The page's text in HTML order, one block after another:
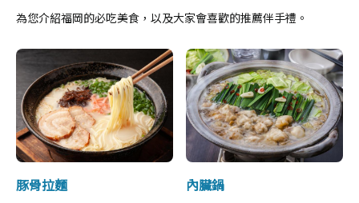
為您介紹福岡的必吃美食，以及大家會喜歡的推薦伴手禮。
豚骨拉麵 內臟鍋